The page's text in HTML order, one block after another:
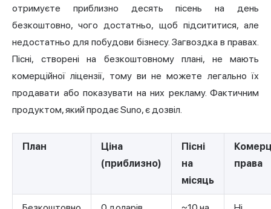
отримуєте приблизно десять пісень на день
безкоштовно, чого достатньо, щоб підсититися, але
недостатньо для побудови бізнесу. Загвоздка в правах.
Пісні, створені на безкоштовному плані, не мають
комерційної ліцензії, тому ви не можете легально їх
продавати або показувати на них рекламу. Фактичним
продуктом, який продає Suno, є дозвіл.
План
Ціна
(приблизно)
Пісні
на
місяць
права